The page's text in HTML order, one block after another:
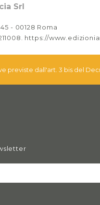
Srl
- 00128 Roma
https://
previste dall'art. 3 bis del